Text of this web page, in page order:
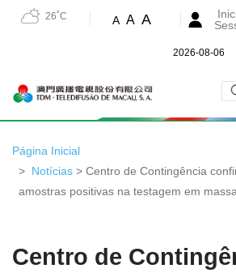
26˚C A A A
2026-08-06
Página Inicial
Notícias > Centro de Contingência
amostras positivas na testagem em massa
Centro de